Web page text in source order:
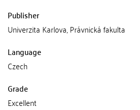
Publisher
Univerzita Karlova, Právnická fakulta
Language
Czech
Grade
Excellent